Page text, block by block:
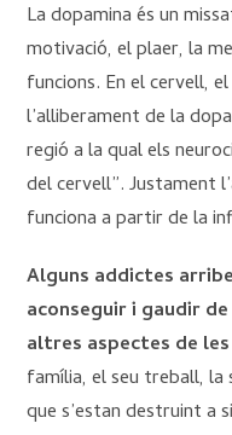
La dopamina és un
motivació, el plaer, la
funcions. En el cervell,
l’alliberament de la
regió a la qual els
del cervell”. Justament
funciona a partir de la
Alguns addictes
aconseguir i gaudir
altres aspectes de
família, el seu treball, la
que s’estan destruint a